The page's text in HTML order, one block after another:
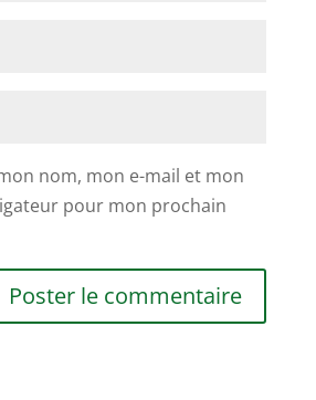
nom, mon e-mail et mon
pour mon prochain